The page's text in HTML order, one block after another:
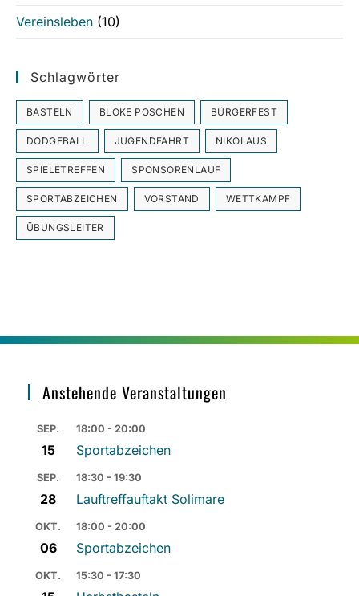
Vereinsleben (10)
Schlagwörter
BASTELN BLOKE POSCHEN BÜRGERFEST
DODGEBALL JUGENDFAHRT NIKOLAUS
SPIELETREFFEN SPONSORENLAUF
SPORTABZEICHEN VORSTAND WETTKAMPF
ÜBUNGSLEITER
Anstehende Veranstaltungen
SEP.
15
18:00 - 20:00
Sportabzeichen
SEP.
28
18:30 - 19:30
Lauftreffauftakt Solimare
OKT.
06
18:00 - 20:00
Sportabzeichen
OKT. 15:30 - 17:30